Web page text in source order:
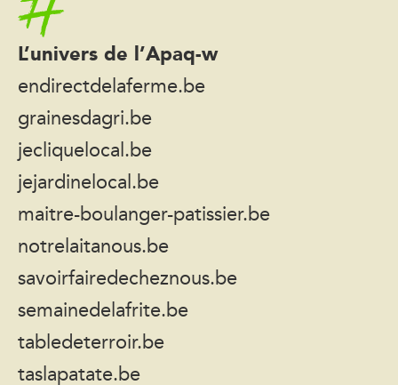
L’univers de l’Apaq-w
endirectdelaferme.be
grainesdagri.be
jecliquelocal.be
jejardinelocal.be
maitre-boulanger-patissier.be
notrelaitanous.be
savoirfairedecheznous.be
semainedelafrite.be
tabledeterroir.be
taslapatate.be